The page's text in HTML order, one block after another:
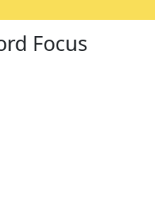
Focus